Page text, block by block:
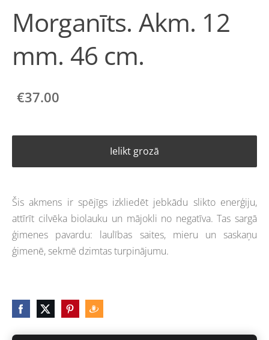
Morganīts. Akm. 12
mm. 46 cm.
€37.00
Ielikt grozā
Šis akmens ir spējīgs izkliedēt jebkādu slikto enerģiju,
attīrīt cilvēka biolauku un mājokli no negatīva. Tas sargā
ģimenes pavardu: laulības saites, mieru un saskaņu
ģimenē, sekmē dzimtas turpinājumu.